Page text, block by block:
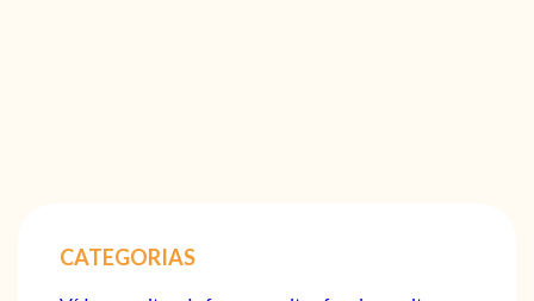
CATEGORIAS